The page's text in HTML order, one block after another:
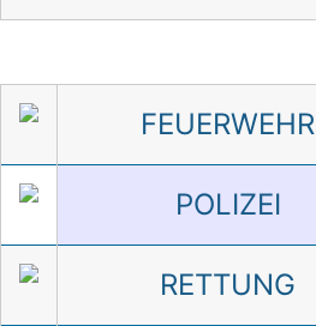
FEUERWEHR
POLIZEI
RETTUNG